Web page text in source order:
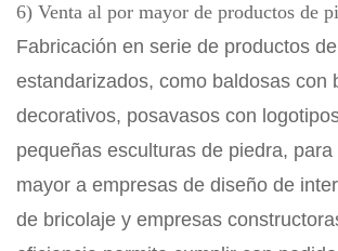
6) Venta al por mayor de productos de
Fabricación en serie de productos
estandarizados, como baldosas con
decorativos, posavasos con
pequeñas esculturas de piedra,
mayor a empresas de diseño de
de bricolaje y empresas